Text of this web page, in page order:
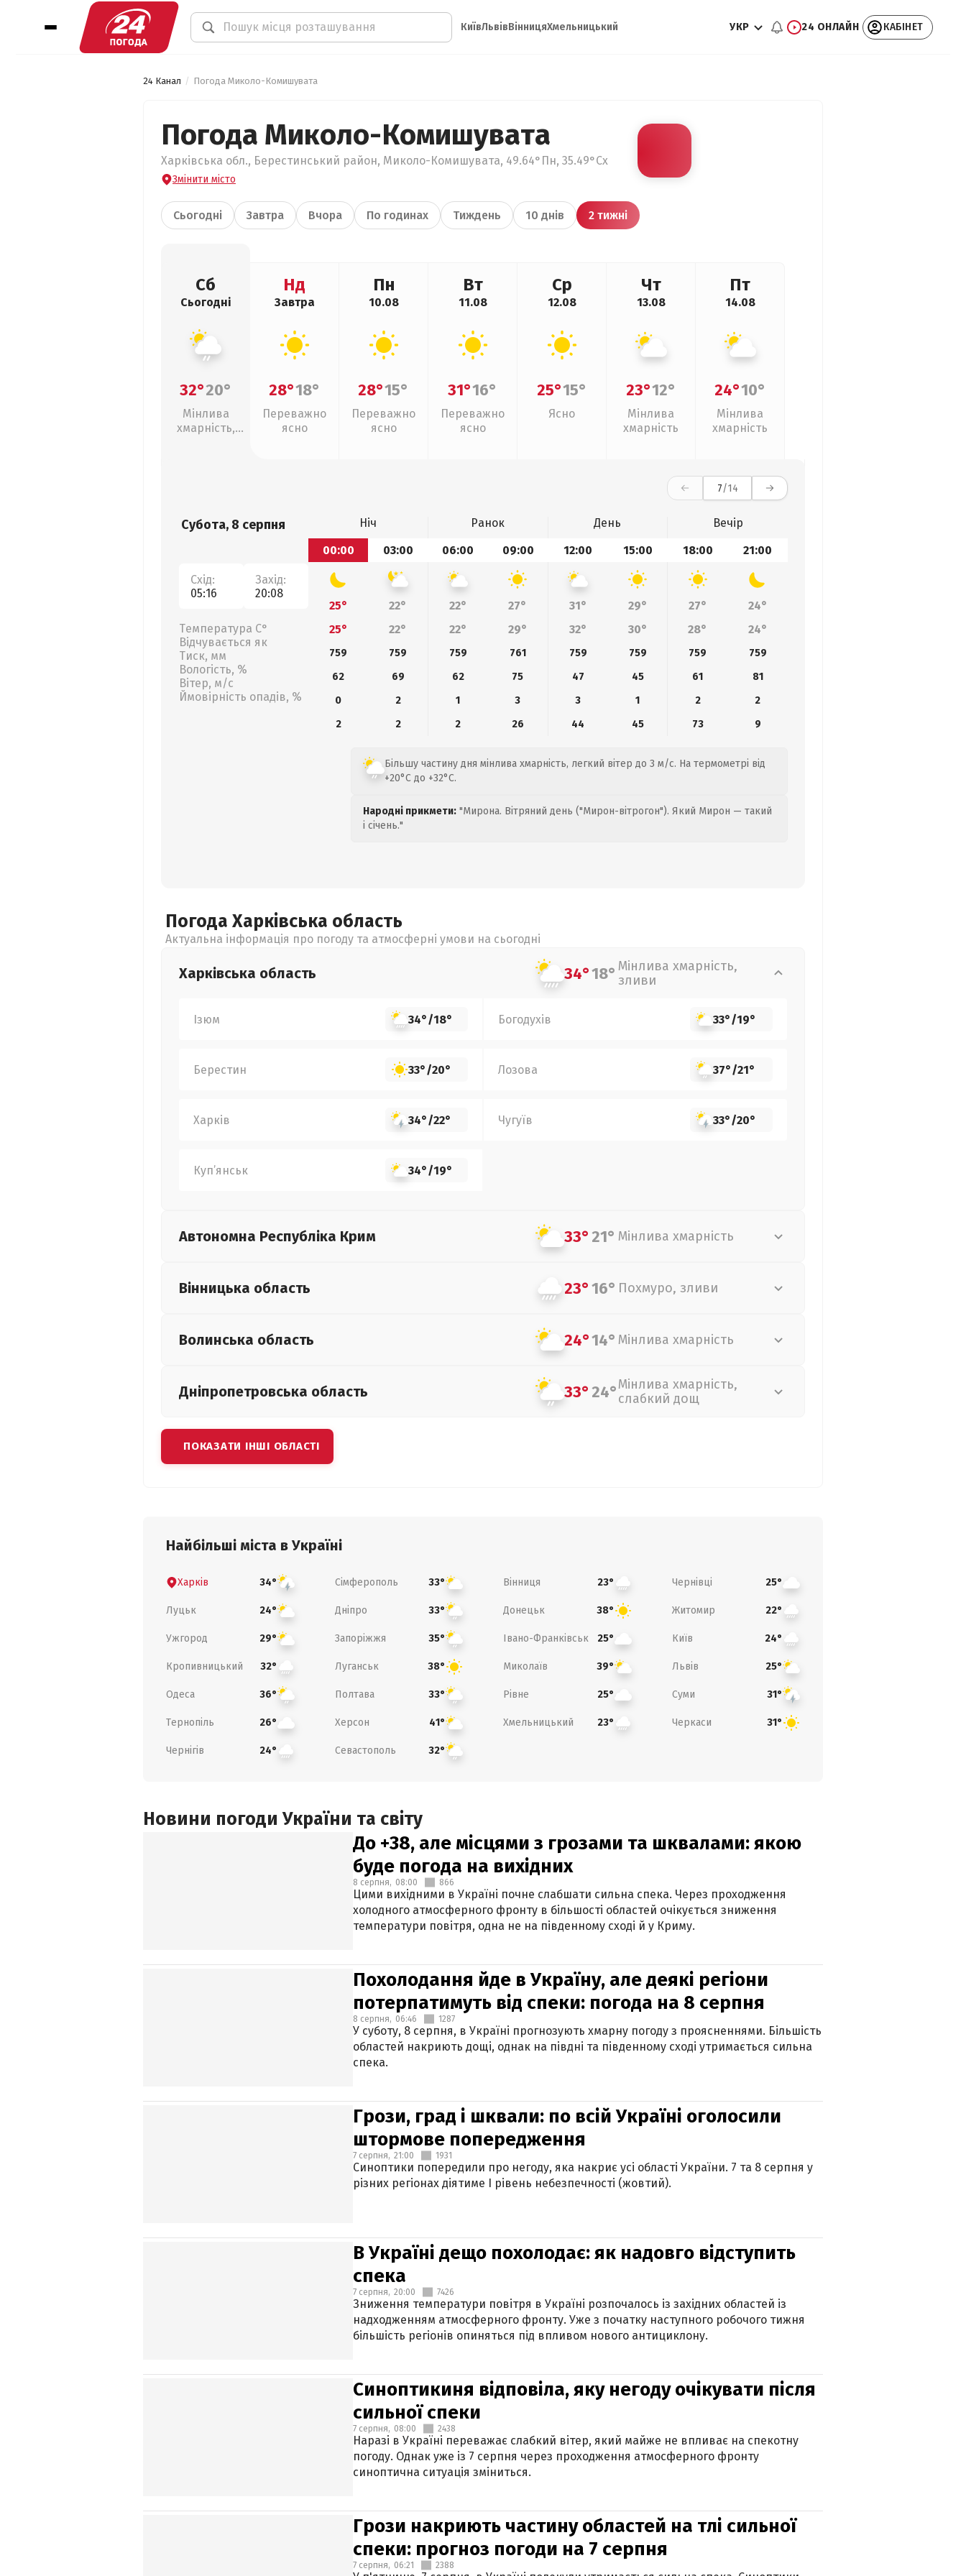
КиївЛьвівВінницяХмельницький УКР 24 ОНЛАЙН КАБІНЕТ
24 Канал Погода Миколо-Комишувата
Погода Миколо-Комишувата
Харківська обл., Берестинський район, Миколо-Комишувата, 49.64°Пн, 35.49°Сх
Змінити місто
Сьогодні Завтра Вчора По годинах Тиждень 10 днів 2 тижні
Сб
Сьогодні
32°20°
Мінлива
хмарність,
Нд
Завтра
28°18°
Переважно
ясно
Пн
10.08
28°15°
Переважно
ясно
Вт
11.08
31°16°
Переважно
ясно
Ср
12.08
25°15°
Ясно
Чт
13.08
23°12°
Мінлива
хмарність
Пт
14.08
24°10°
Мінлива
хмарність
7/14
Субота, 8 серпня
Схід:
05:16
Захід:
20:08
Температура С°
Відчувається як
Тиск, мм
Вологість, %
Вітер, м/с
Ймовірність опадів, %
Ніч Ранок День
Вечір
00:00
03:00 06:00 09:00 12:00 15:00 18:00 21:00
25° 22° 22° 27° 31° 29° 27°
24°
25°
22° 22° 29° 32° 30° 28° 24°
759 759 759 761 759 759 759
759
62
69 62 75 47 45 61
81
0
2 1 3 3 1 2
2
2
2 2 26 44 45 73 9
Більшу частину дня мінлива хмарність, легкий вітер до 3 м/с. На термометрі від
+20°C до +32°C.
Народні прикмети: "Мирона. Вітряний день ("Мирон-вітрогон"). Який Мирон — такий
і січень."
Погода Харківська область
Актуальна інформація про погоду та атмосферні умови на сьогодні
Харківська область 34°18° Мінлива хмарність,
зливи
Ізюм 34°/18° Богодухів 33°/19°
Берестин 33°/20° Лозова 37°/21°
Харків 34°/22° Чугуїв 33°/20°
Куп’янськ 34°/19°
Автономна Республіка Крим 33°21° Мінлива хмарність
Вінницька область 23°16° Похмуро, зливи
Волинська область 24°14° Мінлива хмарність
Дніпропетровська область 33°24°Мінлива хмарність,
слабкий дощ
ПОКАЗАТИ ІНШІ ОБЛАСТІ
Найбільші міста в Україні
Харків 34° Сімферополь 33° Вінниця 23° Чернівці 25°
Луцьк 24° Дніпро 33° Донецьк 38° Житомир 22°
Ужгород 29° Запоріжжя 35° Івано-Франківськ 25° Київ 24°
Кропивницький 32° Луганськ 38° Миколаїв 39° Львів 25°
Одеса 36° Полтава 33° Рівне 25° Суми 31°
Тернопіль 26° Херсон 41° Хмельницький 23° Черкаси 31°
Чернігів 24° Севастополь 32°
Новини погоди України та світу
До +38, але місцями з грозами та шквалами: якою
буде погода на вихідних
8 серпня, 08:00 866
Цими вихідними в Україні почне слабшати сильна спека. Через проходження
холодного атмосферного фронту в більшості областей очікується зниження
температури повітря, одна не на південному сході й у Криму.
Похолодання йде в Україну, але деякі регіони
потерпатимуть від спеки: погода на 8 серпня
8 серпня, 06:46 1287
У суботу, 8 серпня, в Україні прогнозують хмарну погоду з проясненнями. Більшість
областей накриють дощі, однак на півдні та південному сході утримається сильна
спека.
Грози, град і шквали: по всій Україні оголосили
штормове попередження
7 серпня, 21:00 1931
Синоптики попередили про негоду, яка накриє усі області України. 7 та 8 серпня у
різних регіонах діятиме І рівень небезпечності (жовтий).
В Україні дещо похолодає: як надовго відступить
спека
7 серпня, 20:00 7426
Зниження температури повітря в Україні розпочалось із західних областей із
надходженням атмосферного фронту. Уже з початку наступного робочого тижня
більшість регіонів опиняться під впливом нового антициклону.
Синоптикиня відповіла, яку негоду очікувати після
сильної спеки
7 серпня, 08:00 2438
Наразі в Україні переважає слабкий вітер, який майже не впливає на спекотну
погоду. Однак уже із 7 серпня через проходження атмосферного фронту
синоптична ситуація зміниться.
Грози накриють частину областей на тлі сильної
спеки: прогноз погоди на 7 серпня
7 серпня, 06:21 2388